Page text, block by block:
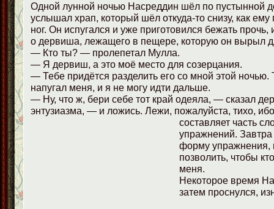
Одной лунной ночью Насреддин шёл по пустынной
услышал храп, который шёл откуда-то снизу, как ему
ног. Он испугался и уже приготовился бежать прочь,
о дервиша, лежащего в пещере, которую он вырыл
— Кто ты? — пролепетал Мулла.
— Я дервиш, а это моё место для созерцания.
— Тебе придётся разделить его со мной этой ночью.
напугал меня, и я не могу идти дальше.
— Ну, что ж, бери себе тот край одеяла, — сказал
энтузиазма, — и ложись. Лежи, пожалуйста, тихо,
составляет часть
упражнений.
форму упражнения,
позволить, чтобы
меня.
Некоторое время
затем проснулся,